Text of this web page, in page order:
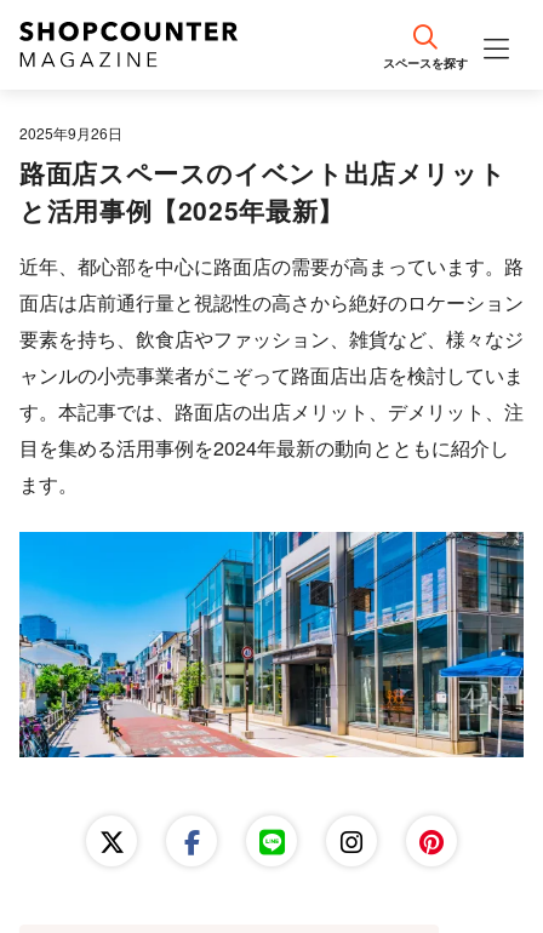
スペースを探す
エリア情報
事例紹介
編集部おすすめ
出店計画・戦略のコツ
売場づくり・接客のコツ
流行・最新トレンド
集客・SNS運用のコツ
レンタルスペース運営
出店準備ガイド
2025年9月26日
路面店スペースのイベント出店メリット
と活用事例【2025年最新】
近年、都心部を中心に路面店の需要が高まっています。路
面店は店前通行量と視認性の高さから絶好のロケーション
要素を持ち、飲食店やファッション、雑貨など、様々なジ
ャンルの小売事業者がこぞって路面店出店を検討していま
す。本記事では、路面店の出店メリット、デメリット、注
目を集める活用事例を2024年最新の動向とともに紹介し
ます。